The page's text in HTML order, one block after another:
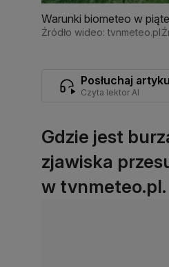
Warunki biometeo w
Źródło wideo: tvnmeteo.pl
Posłuchaj
Czyta lektor AI
Gdzie jest
zjawiska
w tvnmeteo.pl.